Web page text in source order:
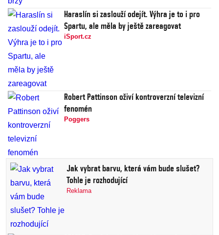
Haraslín si zaslouží odejít. Výhra je to i pro
Spartu, ale měla by ještě zareagovat
iSport.cz
Robert Pattinson oživí kontroverzní televizní
fenomén
Poggers
Jak vybrat barvu, která vám bude slušet?
Tohle je rozhodující
Reklama